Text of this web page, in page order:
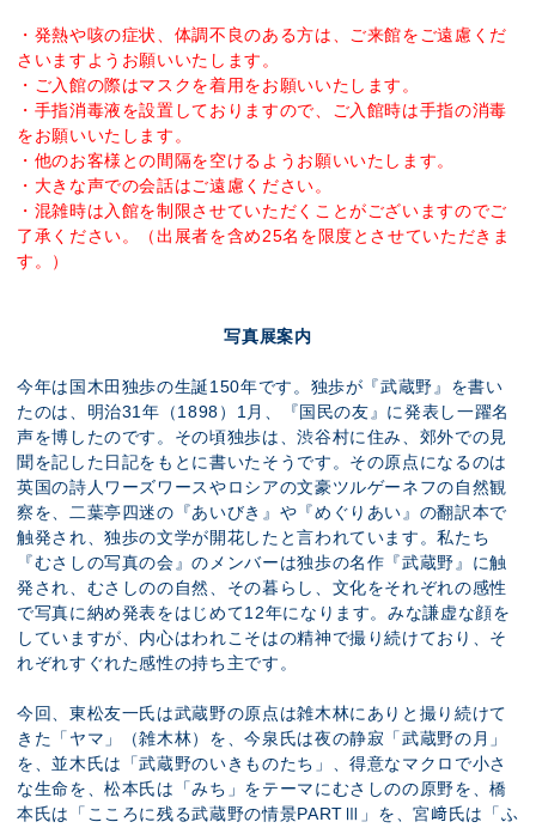
・発熱や咳の症状、体調不良のある方は、ご来館をご遠慮くだ
さいますようお願いいたします。
・ご入館の際はマスクを着用をお願いいたします。
・手指消毒液を設置しておりますので、ご入館時は手指の消毒
をお願いいたします。
・他のお客様との間隔を空けるようお願いいたします。
・大きな声での会話はご遠慮ください。
・混雑時は入館を制限させていただくことがございますのでご
了承ください。（出展者を含め25名を限度とさせていただきま
す。）
写真展案内
今年は国木田独歩の生誕150年です。独歩が『武蔵野』を書い
たのは、明治31年（1898）1月、『国民の友』に発表し一躍名
声を博したのです。その頃独歩は、渋谷村に住み、郊外での見
聞を記した日記をもとに書いたそうです。その原点になるのは
英国の詩人ワーズワースやロシアの文豪ツルゲーネフの自然観
察を、二葉亭四迷の『あいびき』や『めぐりあい』の翻訳本で
触発され、独歩の文学が開花したと言われています。私たち
『むさしの写真の会』のメンバーは独歩の名作『武蔵野』に触
発され、むさしのの自然、その暮らし、文化をそれぞれの感性
で写真に納め発表をはじめて12年になります。みな謙虚な顔を
していますが、内心はわれこそはの精神で撮り続けており、そ
れぞれすぐれた感性の持ち主です。
今回、東松友一氏は武蔵野の原点は雑木林にありと撮り続けて
きた「ヤマ」（雑木林）を、今泉氏は夜の静寂「武蔵野の月」
を、並木氏は「武蔵野のいきものたち」、得意なマクロで小さ
な生命を、松本氏は「みち」をテーマにむさしのの原野を、橋
本氏は「こころに残る武蔵野の情景PARTⅢ」を、宮﨑氏は「ふ